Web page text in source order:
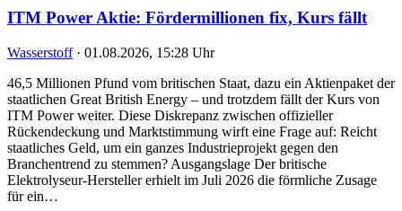
ITM Power Aktie: Fördermillionen fix, Kurs fällt
Wasserstoff · 01.08.2026, 15:28 Uhr
46,5 Millionen Pfund vom britischen Staat, dazu ein Aktienpaket der
staatlichen Great British Energy – und trotzdem fällt der Kurs von
ITM Power weiter. Diese Diskrepanz zwischen offizieller
Rückendeckung und Marktstimmung wirft eine Frage auf: Reicht
staatliches Geld, um ein ganzes Industrieprojekt gegen den
Branchentrend zu stemmen? Ausgangslage Der britische
Elektrolyseur-Hersteller erhielt im Juli 2026 die förmliche Zusage
für ein…